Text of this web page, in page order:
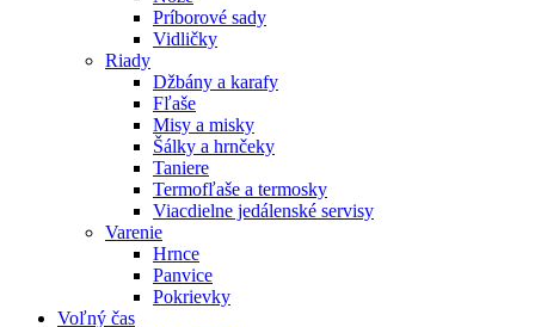
Príborové sady
Vidličky
Riady
Džbány a karafy
Fľaše
Misy a misky
Šálky a hrnčeky
Taniere
Termofľaše a termosky
Viacdielne jedálenské servisy
Varenie
Hrnce
Panvice
Pokrievky
Voľný čas